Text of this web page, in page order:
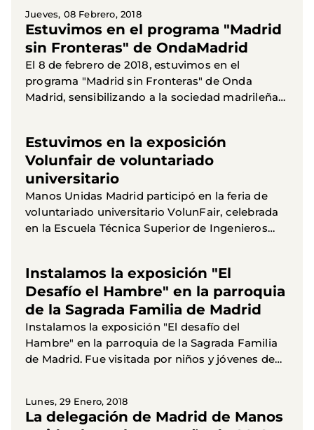
Jueves, 08 Febrero, 2018
Estuvimos en el programa "Madrid
sin Fronteras" de OndaMadrid
El 8 de febrero de 2018, estuvimos en el
programa "Madrid sin Fronteras" de Onda
Madrid, sensibilizando a la sociedad madrileña
Estuvimos en la exposición
Volunfair de voluntariado
universitario
Manos Unidas Madrid participó en la feria de
voluntariado universitario VolunFair, celebrada
en la Escuela Técnica Superior de Ingenieros
Instalamos la exposición "El
Desafío el Hambre" en la parroquia
de la Sagrada Familia de Madrid
Instalamos la exposición "El desafío del
Hambre" en la parroquia de la Sagrada Familia
de Madrid. Fue visitada por niños y jóvenes de
Lunes, 29 Enero, 2018
La delegación de Madrid de Manos